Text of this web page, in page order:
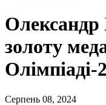
Олександр
золоту
Олімпіаді-
Серпень 08, 2024